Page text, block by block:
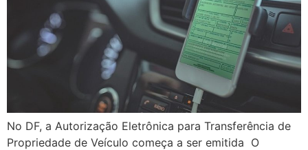
No DF, a Autorização Eletrônica para Transferência de
Propriedade de Veículo começa a ser emitida O